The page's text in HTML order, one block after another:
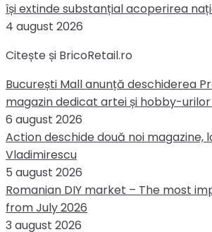
își extinde substanțial acoperirea
4 august 2026
Citește și BricoRetail.ro
București Mall anunță deschiderea
magazin dedicat artei și hobby-
6 august 2026
Action deschide două noi magazine,
Vladimirescu
5 august 2026
Romanian DIY market – The most
from July 2026
3 august 2026